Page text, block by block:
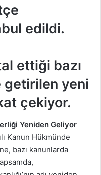
edildi.
ettiği bazı
getirilen yeni
çekiyor.
Yeniden Geliyor
Kanun Hükmünde
bazı kanunlarda